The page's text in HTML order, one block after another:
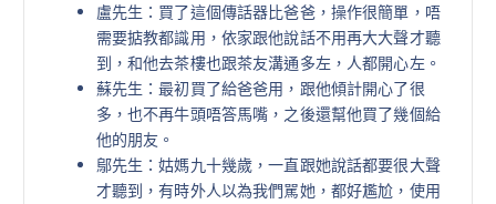
盧先生：買了這個傳話器比爸爸，操作很簡單，唔
需要掂教都識用，依家跟他說話不用再大大聲才聽
到，和他去茶樓也跟茶友溝通多左，人都開心左。
蘇先生：最初買了給爸爸用，跟他傾計開心了很
多，也不再牛頭唔答馬嘴，之後還幫他買了幾個給
他的朋友。
鄔先生：姑媽九十幾歲，一直跟她說話都要很大聲
才聽到，有時外人以為我們駡她，都好尷尬，使用